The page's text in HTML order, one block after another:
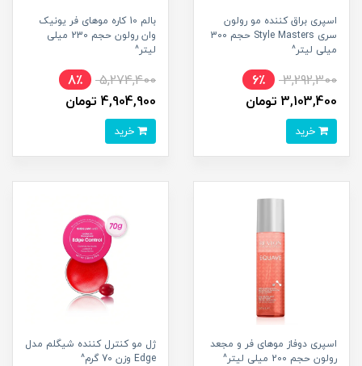
اسپری براق کننده مو رولون
سری Style Masters حجم 300
میلی لیتر^
3,292,300
6٪
3,103,400 تومان
بالم 10 کاره موهای فر یونیک
وان رولون حجم 230 میلی
لیتر^
5,274,400
8٪
4,904,900 تومان
اسپری دوفاز موهای فر و مجعد
رولون حجم 200 میلی لیتر^
ژل مو کنترل کننده شیگلم مدل
Edge وزن 70 گرم^